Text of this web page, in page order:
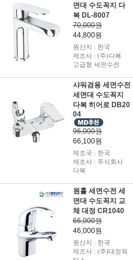
면대 수도꼭지 다
복 DL-8007
70,000원
44,800원
원산지 : 한국
제조사 : (주)다복
고급형 세면수전
샤워겸용 세면수전
세면대 수도꼭지
다복 히어로 DB20
04
96,000원
66,100원
제조국 : 한국
제조사 : 주식회사
다복
원홀 세면수전 세
면대 수도꼭지 교
체 대정 CR1040
66,000원
46,000원
원산지 : 한국
제조사 : (주)대정워